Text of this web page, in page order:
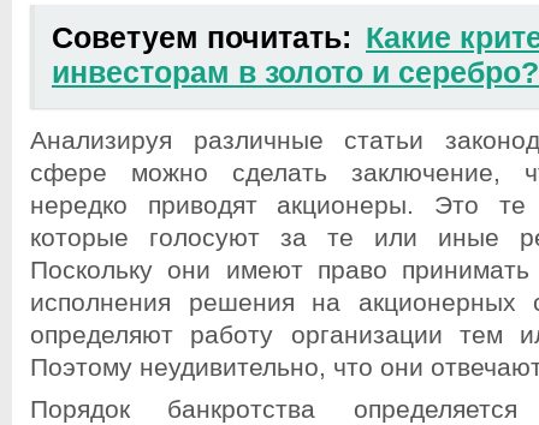
Советуем почитать: Какие
инвесторам в золото и серебро?
Анализируя различные статьи
сфере можно сделать заключение,
нередко приводят акционеры. Это те
которые голосуют за те или иные
Поскольку они имеют право
исполнения решения на акционерных
определяют работу организации тем
Поэтому неудивительно, что они
Порядок банкротства определяется